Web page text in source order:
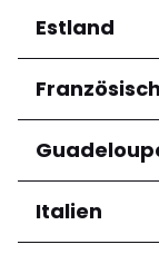
Regionen
Qarku
Estland
Regionen
Harju
Tartu
Regionen
Italien